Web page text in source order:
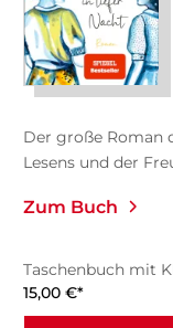
Der große Roman
Lesens und der
Zum Buch
Taschenbuch mit
15,00 €*